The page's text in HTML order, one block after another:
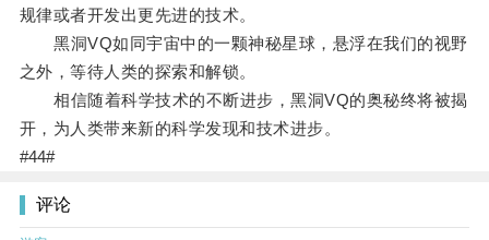
规律或者开发出更先进的技术。
黑洞VQ如同宇宙中的一颗神秘星球，悬浮在我们的视野
之外，等待人类的探索和解锁。
相信随着科学技术的不断进步，黑洞VQ的奥秘终将被揭
开，为人类带来新的科学发现和技术进步。
#44#
评论